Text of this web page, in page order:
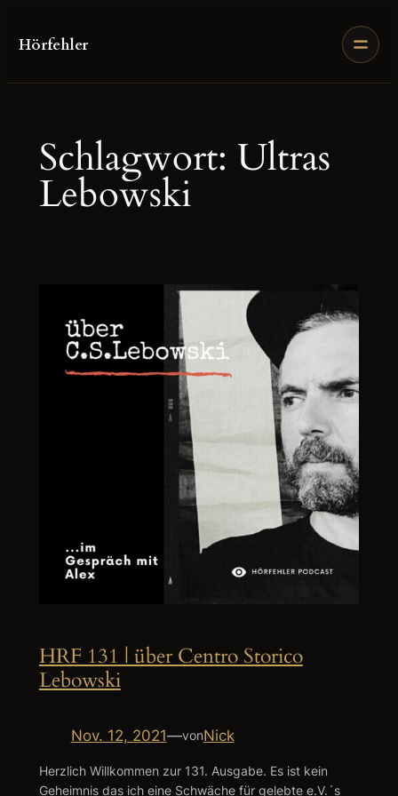
Inhalt
Hörfehler
Schlagwort: Ultras
Lebowski
HRF 131 | über Centro Storico
Lebowski
Nov. 12, 2021—vonNick
Herzlich Willkommen zur 131. Ausgabe. Es ist kein
Geheimnis das ich eine Schwäche für gelebte e.V.´s